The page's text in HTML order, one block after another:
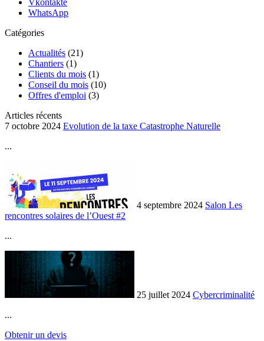
Vkontakte
WhatsApp
Catégories
Actualités (21)
Chantiers (1)
Clients du mois (1)
Conseil du mois (10)
Offres d'emploi (3)
Articles récents
7 octobre 2024 Evolution de la taxe Catastrophe Naturelle
...
4 septembre 2024 Salon Les
rencontres solaires de l’Ouest #2
...
25 juillet 2024 Cybercriminalité
...
Obtenir un devis